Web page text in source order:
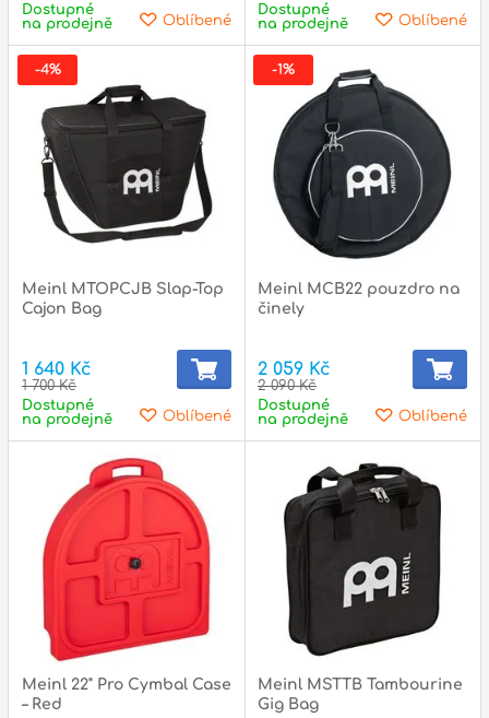
Ostatní
Naše prodejna
Adresa
mapa)
gsm.: +420 777 888 408
gsm.: +420 777 888 088
tel.: +420 222 782 732
prodejna@bici.cz
Otevírací doba
pondělí – pátek : 10:00 – 18:00
sobota :ZAVŘENO
státní svátky :ZAVŘENO
Oblíbené
Dostupné
na prodejně
Oblíbené
Dostupné
na prodejně
Meinl MTOPCJB Slap-Top
Cajon Bag
1 640 Kč
1 700 Kč
Oblíbené
Dostupné
na prodejně
-4%
Meinl MCB22 pouzdro na
činely
2 059 Kč
2 090 Kč
Oblíbené
Dostupné
na prodejně
-1%
Meinl 22" Pro Cymbal Case
– Red
Meinl MSTTB Tambourine
Gig Bag